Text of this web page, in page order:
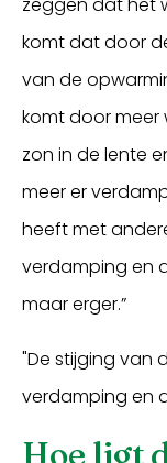
zeggen dat het
komt dat door
van de
komt door meer
zon in de lente
meer er
heeft met
verdamping en
maar erger.”
"De stijging van
verdamping en